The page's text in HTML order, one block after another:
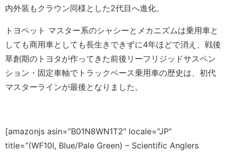
内外装もクラウン同様とした2代目へ進化。
トヨペット マスター系のシャシーとメカニズムは乗用車と
しても商用車としても長生きできずに4年ほどで消え、戦後
草創期のトヨタが作ってきた前後リーフリジッドサスペン
ション・固定車軸でトラックベース乗用車の歴史は、初代
マスターラインが最後となりました。
[amazonjs asin=”B01N8WN1T2″ locale=”JP”
title=”(WF10I, Blue/Pale Green) – Scientific Anglers